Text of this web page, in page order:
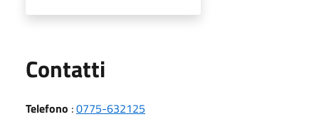
Contatti
Telefono :0775-632125